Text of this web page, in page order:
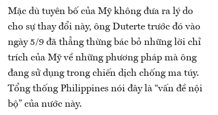
Mặc dù tuyên bố của Mỹ không đưa ra lý do
cho sự thay đổi này, ông Duterte trước đó vào
ngày 5/9 đã thẳng thừng bác bỏ những lời chỉ
trích của Mỹ về những phương pháp mà ông
đang sử dụng trong chiến dịch chống ma túy.
Tổng thống Philippines nói đây là “vấn đề nội
bộ” của nước này.